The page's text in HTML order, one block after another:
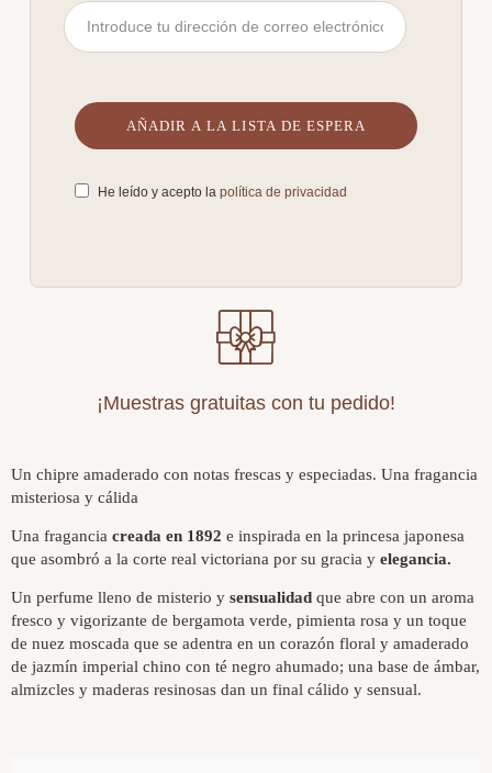
He leído y acepto la política de privacidad
¡Muestras gratuitas con tu pedido!
Un chipre amaderado con notas frescas y especiadas. Una fragancia
misteriosa y cálida
Una fragancia creada en 1892 e inspirada en la princesa japonesa
que asombró a la corte real victoriana por su gracia y elegancia.
Un perfume lleno de misterio y sensualidad que abre con un aroma
fresco y vigorizante de bergamota verde, pimienta rosa y un toque
de nuez moscada que se adentra en un corazón floral y amaderado
de jazmín imperial chino con té negro ahumado; una base de ámbar,
almizcles y maderas resinosas dan un final cálido y sensual.